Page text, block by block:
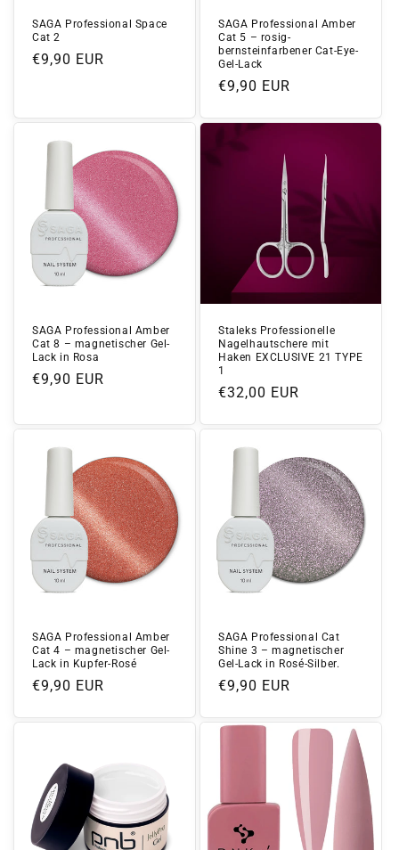
SAGA Professional Space
Cat 2
Normaler
€9,90 EUR
SAGA Professional Amber
Cat 5 – rosig-
bernsteinfarbener Cat-Eye-
Gel-Lack
Normaler
€9,90 EUR
SAGA Professional Amber
Cat 8 – magnetischer Gel-
Lack in Rosa
Normaler
€9,90 EUR
Staleks Professionelle
Nagelhautschere mit
Haken EXCLUSIVE 21 TYPE
1
Normaler
€32,00 EUR
SAGA Professional Amber
Cat 4 – magnetischer Gel-
Lack in Kupfer-Rosé
Normaler
€9,90 EUR
SAGA Professional Cat
Shine 3 – magnetischer
Gel-Lack in Rosé-Silber.
Normaler
€9,90 EUR